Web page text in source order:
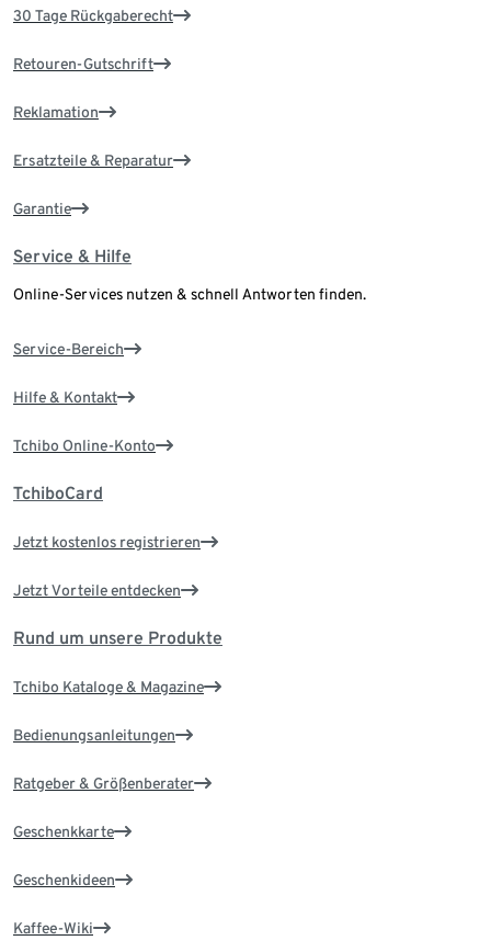
30 Tage Rückgaberecht
Retouren-Gutschrift
Reklamation
Ersatzteile & Reparatur
Garantie
Service & Hilfe
Online-Services nutzen & schnell Antworten finden.
Service-Bereich
Hilfe & Kontakt
Tchibo Online-Konto
TchiboCard
Jetzt kostenlos registrieren
Jetzt Vorteile entdecken
Rund um unsere Produkte
Tchibo Kataloge & Magazine
Bedienungsanleitungen
Ratgeber & Größenberater
Geschenkkarte
Geschenkideen
Kaffee-Wiki